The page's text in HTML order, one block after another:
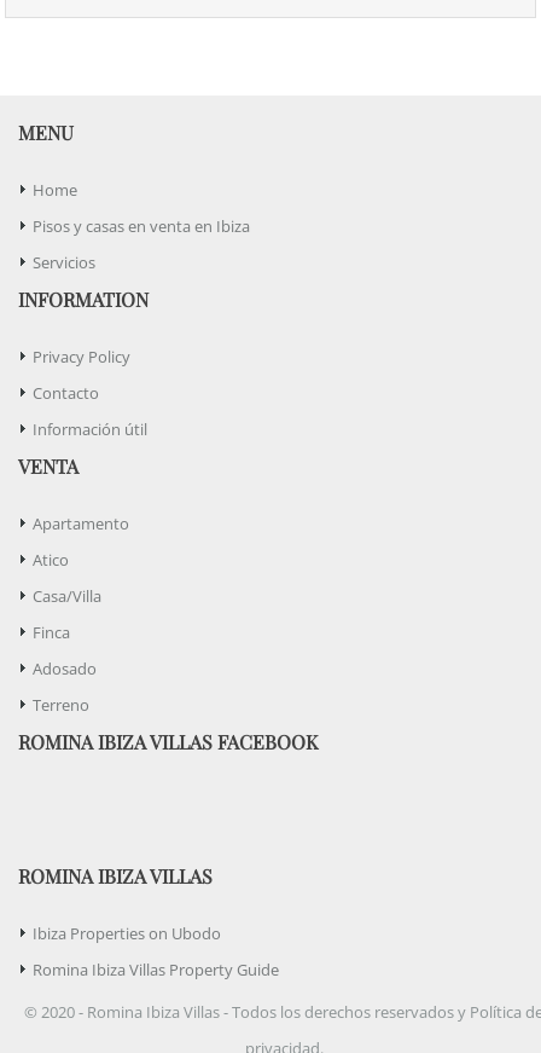
MENU
Home
Pisos y casas en venta en Ibiza
Servicios
INFORMATION
Privacy Policy
Contacto
Información útil
VENTA
Apartamento
Atico
Casa/Villa
Finca
Adosado
Terreno
ROMINA IBIZA VILLAS FACEBOOK
ROMINA IBIZA VILLAS
Ibiza Properties on Ubodo
Romina Ibiza Villas Property Guide
© 2020 - Romina Ibiza Villas - Todos los derechos reservados y Política
privacidad.